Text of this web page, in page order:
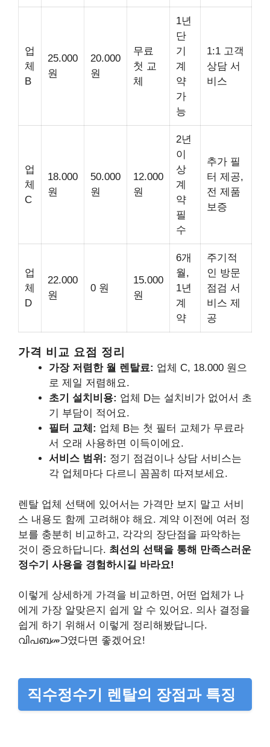
업
체
B
25.000
원
20.000
원
무료
첫 교
체
1년
단
기
계
약
가
능
1:1 고객
상담 서
비스
업
체
C
18.000
원
50.000
원
12.000
원
2년
이
상
계
약
필
수
추가 필
터 제공,
전 제품
보증
업
체
D
22.000
원
0 원
15.000
원
6개
월,
1년
계
약
주기적
인 방문
점검 서
비스 제
공
가격 비교 요점 정리
가장 저렴한 월 렌탈료: 업체 C, 18.000 원으
로 제일 저렴해요.
초기 설치비용: 업체 D는 설치비가 없어서 초
기 부담이 적어요.
필터 교체: 업체 B는 첫 필터 교체가 무료라
서 오래 사용하면 이득이에요.
서비스 범위: 정기 점검이나 상담 서비스는
각 업체마다 다르니 꼼꼼히 따져보세요.
렌탈 업체 선택에 있어서는 가격만 보지 말고 서비
스 내용도 함께 고려해야 해요. 계약 이전에 여러 정
보를 충분히 비교하고, 각각의 장단점을 파악하는
것이 중요하답니다. 최선의 선택을 통해 만족스러운
정수기 사용을 경험하시길 바라요!
이렇게 상세하게 가격을 비교하면, 어떤 업체가 나
에게 가장 알맞은지 쉽게 알 수 있어요. 의사 결정을
쉽게 하기 위해서 이렇게 정리해봤답니다.
വിപബመᑐ였다면 좋겠어요!
직수정수기 렌탈의 장점과 특징